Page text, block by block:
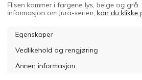
Flisen kommer i fargene lys, beige og
informasjon om Jura-serien, kan du klikke
Egenskaper
Vedlikehold og rengjøring
Annen informasjon